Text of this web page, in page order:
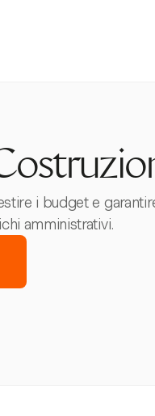
i budget e
amministrativi.